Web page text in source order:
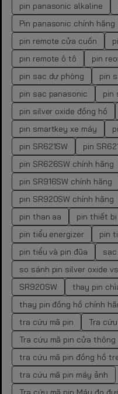
pin panasonic alkaline
Pin panasonic chính hãng
pin remote cửa cuốn
pin remote ô tô
pin
pin sạc dự phòng
pin
pin sạc panasonic
pin
pin silver oxide đồng hồ
pin smartkey xe máy
pin SR621SW
pin
pin SR626SW chính hãng
pin SR916SW chính hãng
pin SR920SW chính hãng
pin than aa
pin thiết
pin tiểu energizer
pin
pin tiểu và pin đũa
sạc
so sánh pin silver oxide
SR920SW
thay pin
thay pin đồng hồ chính
tra cứu mã pin
Tra
Tra cứu mã pin cửa
tra cứu mã pin đồng hồ
tra cứu mã pin máy ảnh